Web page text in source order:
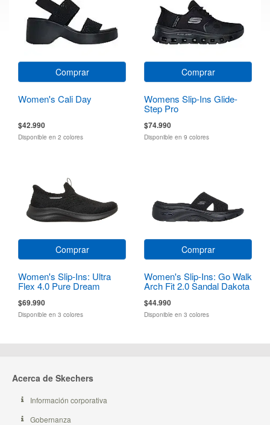
Comprar
Women's Cali Day
$42.990
Disponible en 2 colores
Comprar
Womens Slip-Ins Glide-
Step Pro
$74.990
Disponible en 9 colores
Comprar
Women's Slip-Ins: Ultra
Flex 4.0 Pure Dream
$69.990
Disponible en 3 colores
Comprar
Women's Slip-Ins: Go Walk
Arch Fit 2.0 Sandal Dakota
$44.990
Disponible en 3 colores
Acerca de Skechers
Información corporativa
Gobernanza